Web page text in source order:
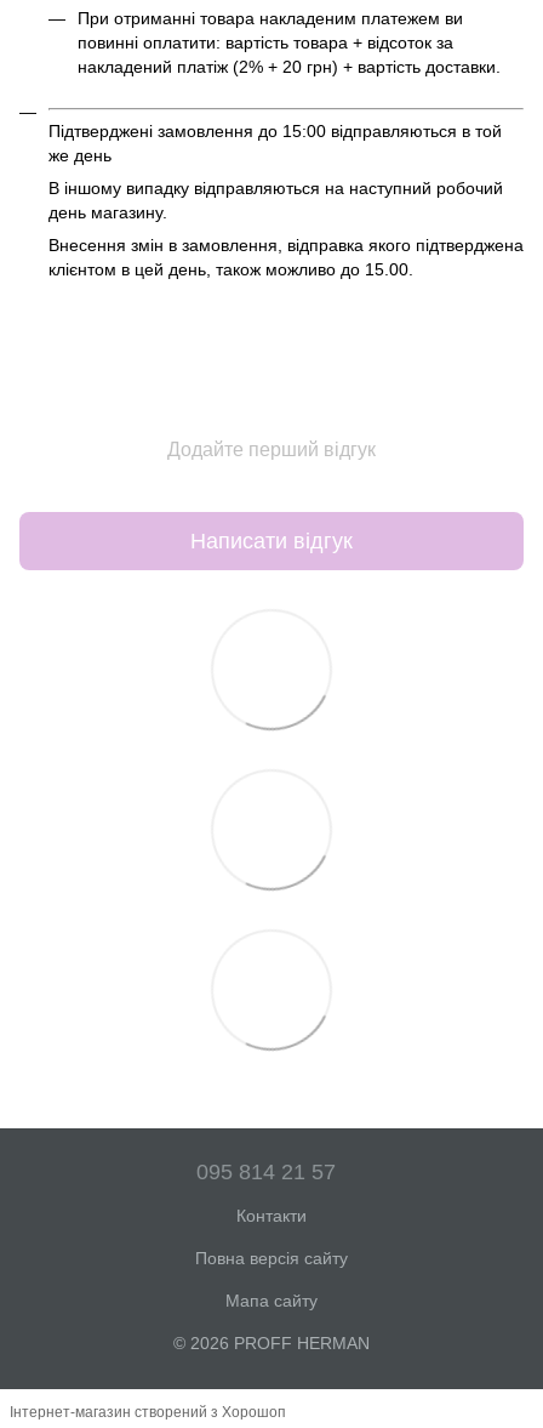
При отриманні товара накладеним платежем ви
повинні оплатити: вартість товара + відсоток за
накладений платіж (2% + 20 грн) + вартість доставки.
Підтверджені замовлення до 15:00 відправляються в той
же день
В іншому випадку відправляються на наступний робочий
день магазину.
Внесення змін в замовлення, відправка якого підтверджена
клієнтом в цей день, також можливо до 15.00.
Додайте перший відгук
Написати відгук
095 814 21 57
Контакти
Повна версія сайту
Мапа сайту
© 2026 PROFF HERMAN
Інтернет-магазин створений з Хорошоп